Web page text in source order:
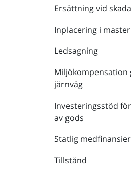
Ersättning vid skada
Inplacering i master
Ledsagning
Miljökompensation
järnväg
Investeringsstöd
av gods
Statlig
Tillstånd